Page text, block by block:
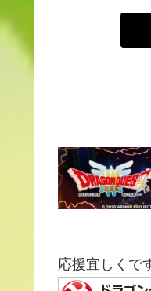
応援宜しくで